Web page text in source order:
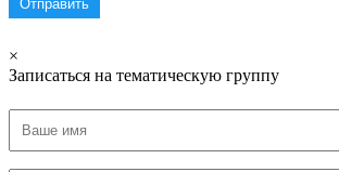
×
Записаться на тематическую группу